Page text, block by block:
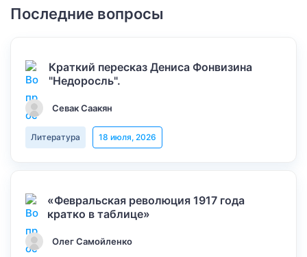
Последние вопросы
Краткий пересказ Дениса Фонвизина
"Недоросль".
Севак Саакян
Литература 18 июля, 2026
«Февральская революция 1917 года
кратко в таблице»
Олег Самойленко